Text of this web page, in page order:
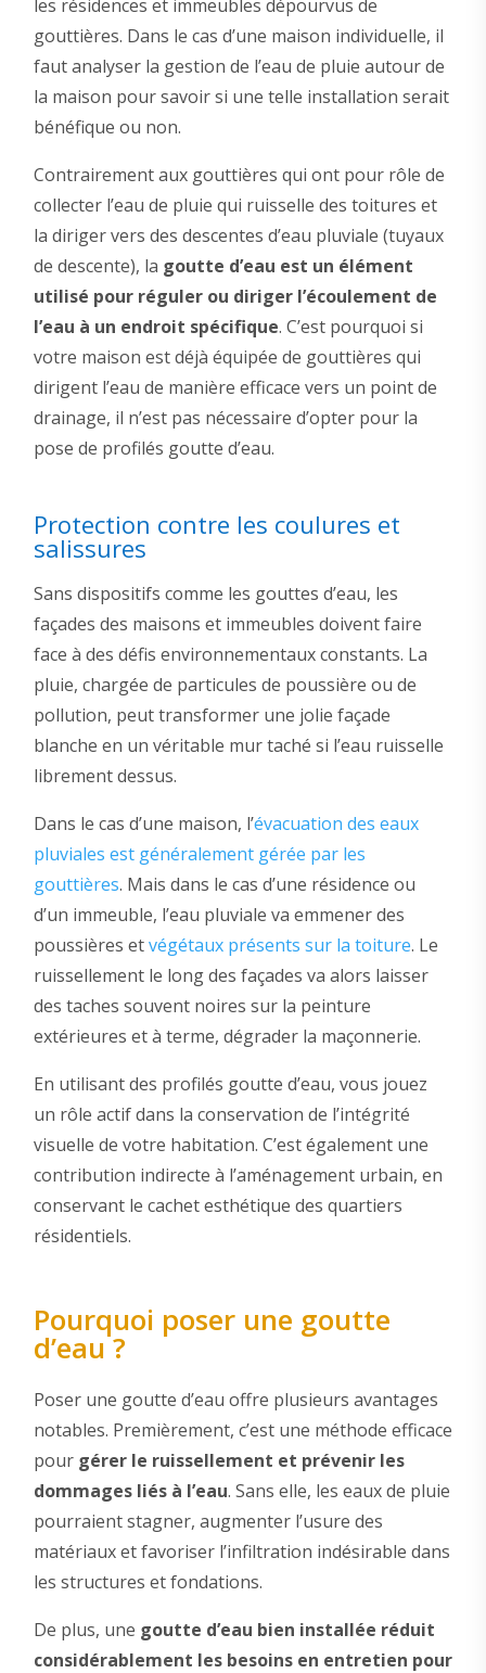
les résidences et immeubles dépourvus de
gouttières. Dans le cas d’une maison individuelle, il
faut analyser la gestion de l’eau de pluie autour de
la maison pour savoir si une telle installation serait
bénéfique ou non.
Contrairement aux gouttières qui ont pour rôle de
collecter l’eau de pluie qui ruisselle des toitures et
la diriger vers des descentes d’eau pluviale (tuyaux
de descente), la goutte d’eau est un élément
utilisé pour réguler ou diriger l’écoulement de
l’eau à un endroit spécifique. C’est pourquoi si
votre maison est déjà équipée de gouttières qui
dirigent l’eau de manière efficace vers un point de
drainage, il n’est pas nécessaire d’opter pour la
pose de profilés goutte d’eau.
Protection contre les coulures et
salissures
Sans dispositifs comme les gouttes d’eau, les
façades des maisons et immeubles doivent faire
face à des défis environnementaux constants. La
pluie, chargée de particules de poussière ou de
pollution, peut transformer une jolie façade
blanche en un véritable mur taché si l’eau ruisselle
librement dessus.
Dans le cas d’une maison, l’évacuation des eaux
pluviales est généralement gérée par les
gouttières. Mais dans le cas d’une résidence ou
d’un immeuble, l’eau pluviale va emmener des
poussières etvégétaux présents sur la toiture. Le
ruissellement le long des façades va alors laisser
des taches souvent noires sur la peinture
extérieures et à terme, dégrader la maçonnerie.
En utilisant des profilés goutte d’eau, vous jouez
un rôle actif dans la conservation de l’intégrité
visuelle de votre habitation. C’est également une
contribution indirecte à l’aménagement urbain, en
conservant le cachet esthétique des quartiers
résidentiels.
Pourquoi poser une goutte
d’eau ?
Poser une goutte d’eau offre plusieurs avantages
notables. Premièrement, c’est une méthode efficace
pour gérer le ruissellement et prévenir les
dommages liés à l’eau. Sans elle, les eaux de pluie
pourraient stagner, augmenter l’usure des
matériaux et favoriser l’infiltration indésirable dans
les structures et fondations.
De plus, une goutte d’eau bien installée réduit
considérablement les besoins en entretien pour